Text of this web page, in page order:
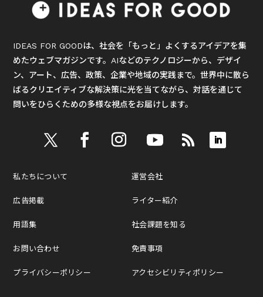
IDEAS FOR GOODは、社会を「もっと」よくするアイデアを集
めたウェブマガジンです。AIなどのテクノロジーから、デザイ
ン、アート、広告、政策、企業や地域の実践まで。世界中に散ら
ばるクリエイティブな解決策に光を当てながら、対話を通じて
問いをひらくための多様な視点をお届けします。
私たちについて
広告掲載
用語集
お問い合わせ
プライバシーポリシー
運営会社
ライター紹介
社会課題を知る
免責事項
アクセシビリティポリシー